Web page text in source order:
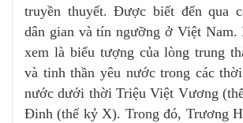
truyền thuyết. Được biết đến qua
dân gian và tín ngưỡng ở Việt Nam.
xem là biểu tượng của lòng trung
và tinh thần yêu nước trong các
nước dưới thời Triệu Việt Vương
Đinh (thế kỷ X). Trong đó, Trương